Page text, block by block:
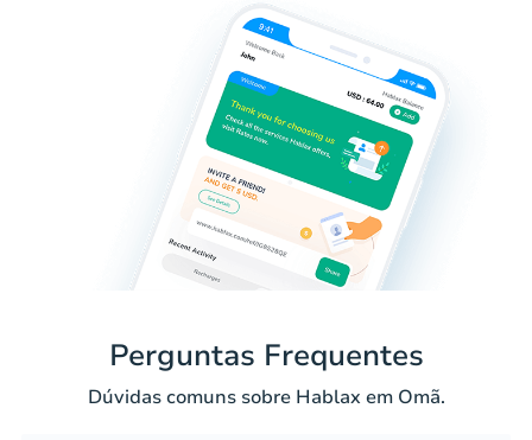
Perguntas Frequentes
Dúvidas comuns sobre Hablax em Omã.